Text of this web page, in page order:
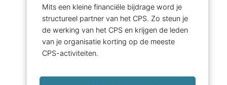
Mits een kleine financiële bijdrage word je
structureel partner van het CPS. Zo steun je
de werking van het CPS en krijgen de leden
van je organisatie korting op de meeste
CPS-activiteiten.